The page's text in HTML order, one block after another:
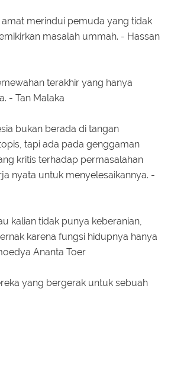
merindui pemuda yang tidak
masalah ummah. - Hassan
terakhir yang hanya
- Tan Malaka
bukan berada di tangan
tapi ada pada genggaman
kritis terhadap permasalahan
nyata untuk menyelesaikannya. -
kalian tidak punya keberanian,
karena fungsi hidupnya hanya
Ananta Toer
yang bergerak untuk sebuah